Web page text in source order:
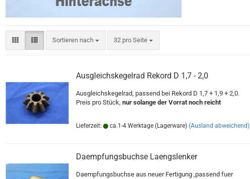
Sortieren nach
Sortieren nach 32 pro Seite
pro Seite
Ausgleichskegelrad Rekord D 1,7 - 2,0
Ausgleichskegelrad, passend bei Rekord D 1,7 + 1,9 + 2,0.
Preis pro Stück, nur solange der Vorrat noch reicht
Lieferzeit: ca.1-4 Werktage (Lagerware) (Ausland abweichend)
Daempfungsbuchse Laengslenker
Daempfungsbuchse aus neuer Fertigung ,passend fuer